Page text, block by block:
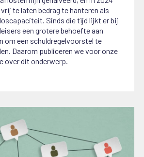
te laten bedrag te hanteren als
Sinds die tijd lijkt er bij
een grotere behoefte aan
om een schuldregelvoorstel te
Daarom publiceren we voor onze
over dit onderwerp.